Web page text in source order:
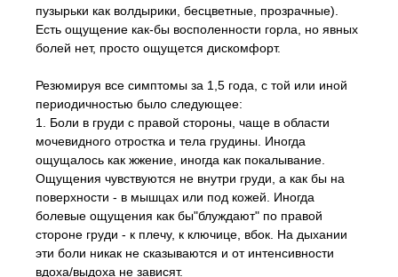
пузырьки как волдырики, бесцветные, прозрачные).
Есть ощущение как-бы восполенности горла, но явных
болей нет, просто ощущется дискомфорт.
Резюмируя все симптомы за 1,5 года, с той или иной
периодичностью было следующее:
1. Боли в груди с правой стороны, чаще в области
мочевидного отростка и тела грудины. Иногда
ощущалось как жжение, иногда как покалывание.
Ощущения чувствуются не внутри груди, а как бы на
поверхности - в мышцах или под кожей. Иногда
болевые ощущения как бы"блуждают" по правой
стороне груди - к плечу, к ключице, вбок. На дыхании
эти боли никак не сказываются и от интенсивности
вдоха/выдоха не зависят.